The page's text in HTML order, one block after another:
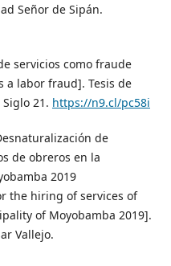
Señor de Sipán.
servicios como fraude
a labor fraud]. Tesis de
21. https://n9.cl/pc58i
de
de obreros en la
2019
the hiring of services of
of Moyobamba 2019].
Vallejo.